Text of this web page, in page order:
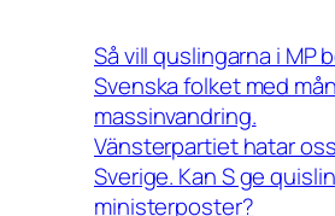
Så vill quslingarna i MP
Svenska folket med
massinvandring.
Vänsterpartiet hatar
Sverige. Kan S ge
ministerposter?